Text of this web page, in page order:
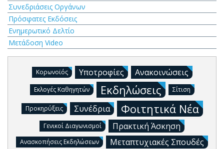
Συνεδριάσεις Οργάνων
Πρόσφατες Εκδόσεις
Ενημερωτικό Δελτίο
Μετάδοση Video
Κορωνοϊός Υποτροφίες Ανακοινώσεις
Εκλογές Καθηγητών Εκδηλώσεις Σίτιση
Προκηρύξεις Συνέδρια Φοιτητικά Νέα
Γενικοί Διαγωνισμοί Πρακτική Άσκηση
Ανασκοπήσεις Εκδηλώσεων Μεταπτυχιακές Σπουδές